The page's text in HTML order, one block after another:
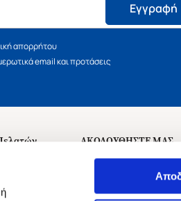
Εγγραφή
απορρήτου
email και προτάσεις
ΑΚΟΛΟΥΘΗΣΤΕ ΜΑΣ